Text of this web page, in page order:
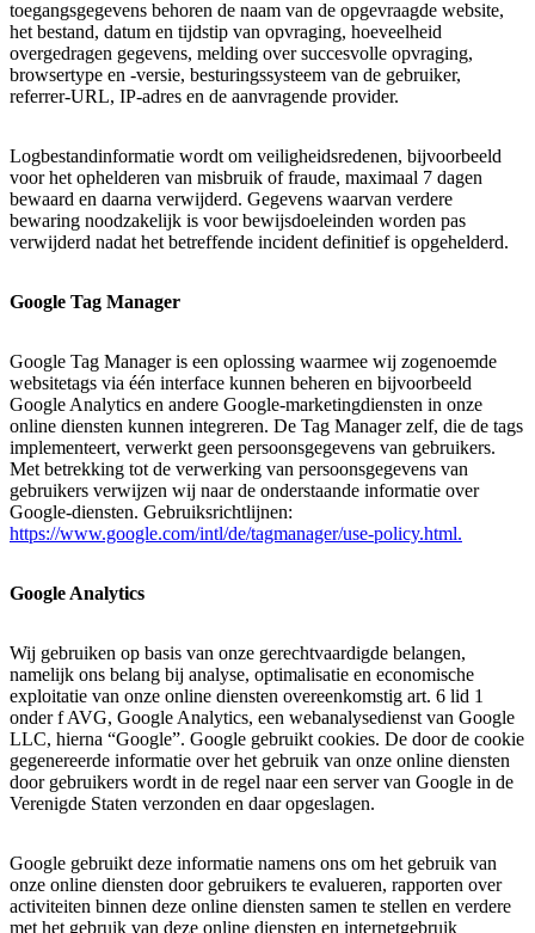
toegangsgegevens behoren de naam van de opgevraagde website,
het bestand, datum en tijdstip van opvraging, hoeveelheid
overgedragen gegevens, melding over succesvolle opvraging,
browsertype en -versie, besturingssysteem van de gebruiker,
referrer-URL, IP-adres en de aanvragende provider.
Logbestandinformatie wordt om veiligheidsredenen, bijvoorbeeld
voor het ophelderen van misbruik of fraude, maximaal 7 dagen
bewaard en daarna verwijderd. Gegevens waarvan verdere
bewaring noodzakelijk is voor bewijsdoeleinden worden pas
verwijderd nadat het betreffende incident definitief is opgehelderd.
Google Tag Manager
Google Tag Manager is een oplossing waarmee wij zogenoemde
websitetags via één interface kunnen beheren en bijvoorbeeld
Google Analytics en andere Google-marketingdiensten in onze
online diensten kunnen integreren. De Tag Manager zelf, die de tags
implementeert, verwerkt geen persoonsgegevens van gebruikers.
Met betrekking tot de verwerking van persoonsgegevens van
gebruikers verwijzen wij naar de onderstaande informatie over
Google-diensten. Gebruiksrichtlijnen:
https://www.google.com/intl/de/tagmanager/use-policy.html.
Google Analytics
Wij gebruiken op basis van onze gerechtvaardigde belangen,
namelijk ons belang bij analyse, optimalisatie en economische
exploitatie van onze online diensten overeenkomstig art. 6 lid 1
onder f AVG, Google Analytics, een webanalysedienst van Google
LLC, hierna “Google”. Google gebruikt cookies. De door de cookie
gegenereerde informatie over het gebruik van onze online diensten
door gebruikers wordt in de regel naar een server van Google in de
Verenigde Staten verzonden en daar opgeslagen.
Google gebruikt deze informatie namens ons om het gebruik van
onze online diensten door gebruikers te evalueren, rapporten over
activiteiten binnen deze online diensten samen te stellen en verdere
met het gebruik van deze online diensten en internetgebruik